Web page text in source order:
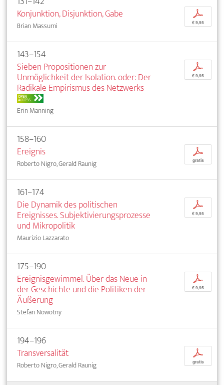
Konjunktion, Disjunktion, Gabe
Brian Massumi
p
€ 9,95
143–154
Sieben Propositionen zur
Unmöglichkeit der Isolation. oder: Der
Radikale Empirismus des Netzwerks
OPEN
ACCESS
Erin Manning
p
€ 9,95
158–160
Ereignis
Roberto Nigro, Gerald Raunig
p
gratis
161–174
Die Dynamik des politischen
Ereignisses. Subjektivierungsprozesse
und Mikropolitik
Maurizio Lazzarato
p
€ 9,95
175–190
Ereignisgewimmel. Über das Neue in
der Geschichte und die Politiken der
Äußerung
Stefan Nowotny
p
€ 9,95
194–196
Transversalität
Roberto Nigro, Gerald Raunig
p
gratis